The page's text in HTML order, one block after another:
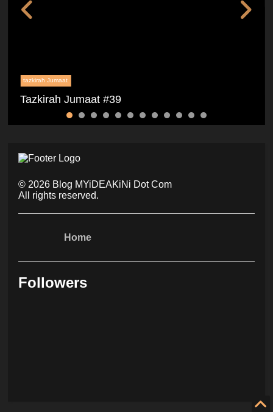
tazkirah Jumaat
Tazkirah Jumaat #39
© 2026 Blog MYiDEAKiNi Dot Com
All rights reserved.
Home
Followers